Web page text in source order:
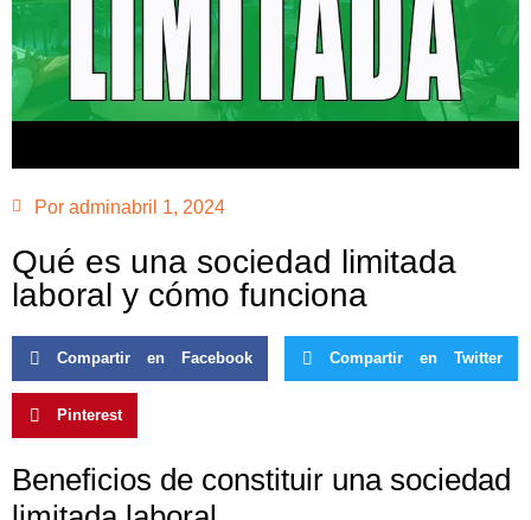
Por adminabril 1, 2024
Qué es una sociedad limitada
laboral y cómo funciona
Compartir en Facebook Compartir en Twitter
Pinterest
Beneficios de constituir una sociedad